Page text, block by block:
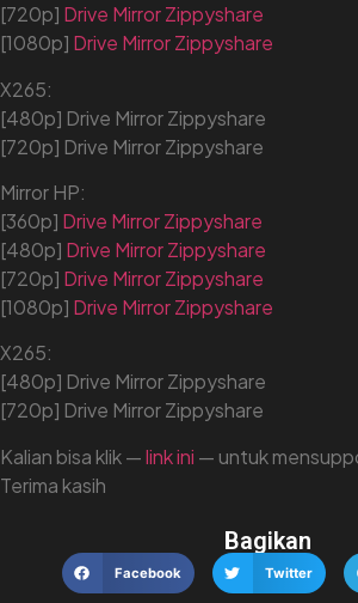
[720p] Drive MirrorZippyshare
[1080p] Drive MirrorZippyshare
X265:
[480p] Drive Mirror Zippyshare
[720p] Drive Mirror Zippyshare
Mirror HP:
[360p] Drive MirrorZippyshare
[480p] Drive MirrorZippyshare
[720p] Drive MirrorZippyshare
[1080p] Drive MirrorZippyshare
X265:
[480p] Drive Mirror Zippyshare
[720p] Drive Mirror Zippyshare
Kalian bisa klik —link ini — untuk
Terima kasih
Bagikan
Facebook Twitter